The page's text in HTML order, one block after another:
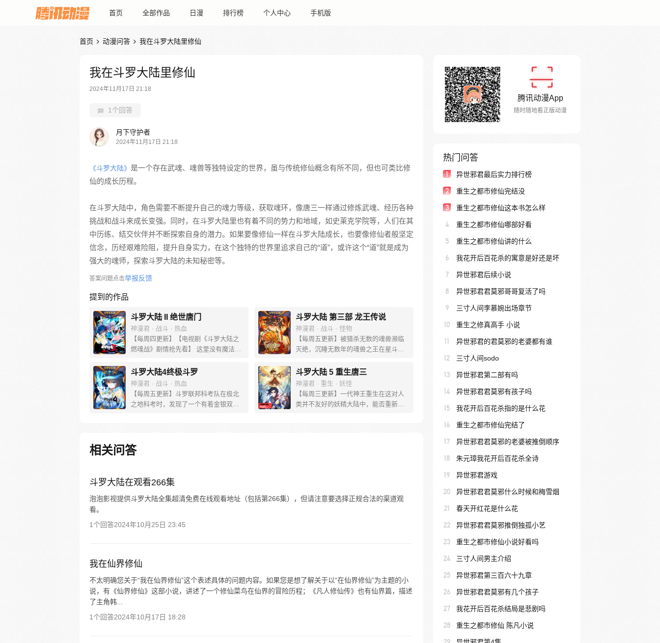
首页 全部作品 日漫 排行榜 个人中心 手机版
首页  动漫问答  我在斗罗大陆里修仙
我在斗罗大陆里修仙
2024年11月17日 21:18
1个回答
月下守护者
2024年11月17日 21:18
《斗罗大陆》 是一个存在武魂、魂兽等独特设定的世界，虽与传统修仙概念有所不同，但也可类比修
仙的成长历程。
在斗罗大陆中，角色需要不断提升自己的魂力等级，获取魂环，像唐三一样通过修炼武魂、经历各种
挑战和战斗来成长变强。同时，在斗罗大陆里也有着不同的势力和地域，如史莱克学院等，人们在其
中历练、结交伙伴并不断探索自身的潜力。如果要像修仙一样在斗罗大陆成长，也要像修仙者般坚定
信念，历经艰难险阻，提升自身实力，在这个独特的世界里追求自己的“道”，或许这个“道”就是成为
强大的魂师，探索斗罗大陆的未知秘密等。
答案问题点击举报反馈
提到的作品
斗罗大陆 II 绝世唐门
神漫君 · 战斗 · 热血
【每周四更新】【电视剧《斗罗大陆之
燃魂战》剧情抢先看】 这里没有魔法，
创立万年之后的斗罗大陆上，唐门式
微，一代天骄霍雨浩横空出世，一切的
神奇都将一一展现。 唐门暗器能否重振
雄风，唐门能否重现辉煌，一切尽绝世
斗罗大陆 第三部 龙王传说
神漫君 · 战斗 · 怪物
【每周五更新】被猎杀无数的魂兽濒临
灭绝，沉睡无数年的魂兽之王在星斗大
布。当“废武魂”遇上执着而顽强的少年唐
舞麟，万众瞩目的武魂传奇将再次被书
写。我们不期待奇迹，但要给奇迹一个
机会。
斗罗大陆4终极斗罗
神漫君 · 战斗 · 热血
【每周五更新】斗罗联邦科考队在极北
之地科考时，发现了一个有着金银双色
一个婴儿，一个和人类一模一样的孩
子；与此同时，联邦研究所正在解冻一
海滨被人发现
斗罗大陆 5 重生唐三
神漫君 · 重生 · 妖怪
【每周三更新】一代神王重生在这对人
类并不友好的妖精大陆中，能否重新追
相关问答
斗罗大陆在观看266集
泡泡影视提供斗罗大陆全集超清免费在线观看地址（包括第266集），但请注意要选择正规合法的渠道观
看。
1个回答2024年10月25日 23:45
我在仙界修仙
不太明确您关于“我在仙界修仙”这个表述具体的问题内容。如果您是想了解关于以“在仙界修仙”为主题的小
说，有《仙界修仙》这部小说，讲述了一个修仙菜鸟在仙界的冒险历程；《凡人修仙传》也有仙界篇，描述
了主角韩...
1个回答2024年10月17日 18:28
腾讯动漫App
随时随地看正版动漫
热门问答
1 异世邪君最后实力排行榜
2 重生之都市修仙完结没
3 重生之都市修仙这本书怎么样
4 重生之都市修仙哪部好看
5 重生之都市修仙讲的什么
6 我花开后百花杀的寓意是好还是坏
7 异世邪君后续小说
8 异世邪君君莫邪哥哥复活了吗
9 三寸人间李慕婉出场章节
10 重生之修真高手 小说
11 异世邪君的君莫邪的老婆都有谁
12 三寸人间sodo
13 异世邪君第二部有吗
14 异世邪君君莫邪有孩子吗
15 我花开后百花杀指的是什么花
16 重生之都市修仙完结了
17 异世邪君君莫邪的老婆被推倒顺序
18 朱元璋我花开后百花杀全诗
19 异世邪君游戏
20 异世邪君君莫邪什么时候和梅雪烟
21 春天开红花是什么花
22 异世邪君君莫邪推倒独孤小艺
23 重生之都市修仙小说好看吗
24 三寸人间男主介绍
25 异世邪君第三百六十九章
26 异世邪君君莫邪有几个孩子
27 我花开后百花杀结局是悲剧吗
28 重生之都市修仙 陈凡小说